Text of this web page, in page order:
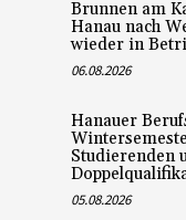
Brunnen am
Hanau nach
wieder in
06.08.2026
Hanauer
Studierenden
05.08.2026